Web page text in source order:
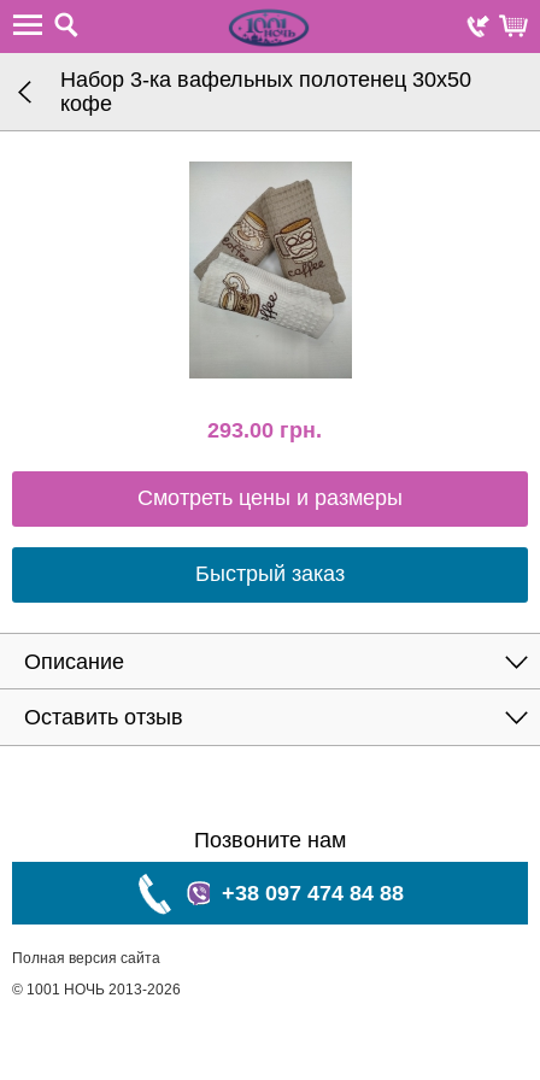
Набор 3-ка вафельных полотенец 30х50
кофе
293.00 грн.
Смотреть цены и размеры
Быстрый заказ
Описание
Оставить отзыв
Позвоните нам
+38 097 474 84 88
Полная версия сайта
© 1001 НОЧЬ 2013-2026